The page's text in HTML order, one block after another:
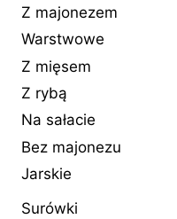
Z majonezem
Warstwowe
Z mięsem
Z rybą
Na sałacie
Bez majonezu
Jarskie
Surówki